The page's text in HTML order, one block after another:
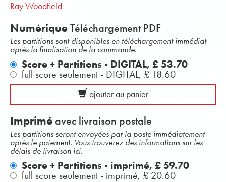
Ray Woodfield
NumériqueTéléchargement PDF
Les partitions sont disponibles en téléchargement immédiat
après la finalisation de la commande.
Score + Partitions - DIGITAL, £ 53.70
full score seulement - DIGITAL, £ 18.60
ajouter au panier
Imprimé avec livraison postale
Les partitions seront envoyées par la poste immédiatement
après le paiement. Vous trouverez des informations sur les
délais de livraison ici.
Score + Partitions - imprimé, £ 59.70
full score seulement - imprimé, £ 20.60